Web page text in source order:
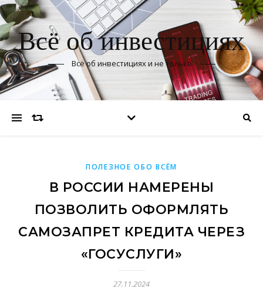
Всё об инвестициях
Всё об инвестициях и не только
ПОЛЕЗНОЕ ОБО ВСЁМ
В РОССИИ НАМЕРЕНЫ
ПОЗВОЛИТЬ ОФОРМЛЯТЬ
САМОЗАПРЕТ КРЕДИТА ЧЕРЕЗ
«ГОСУСЛУГИ»
27.11.2024